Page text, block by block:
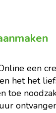
een
het het
toe